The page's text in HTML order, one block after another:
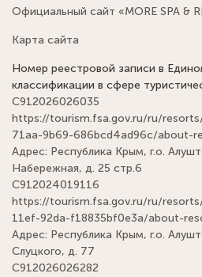
Официальный сайт «MORE SPA &
Карта сайта
Номер реестровой записи в
классификации в сфере
С912026026035
https://tourism.fsa.gov.ru/ru/
71aa-9b69-686bcd4ad96c/about-
Адрес: Республика Крым, г.о.
Набережная, д. 25 стр.6
С912024019116
https://tourism.fsa.gov.ru/ru/
11ef-92da-f18835bf0e3a/about-
Адрес: Республика Крым, г.о.
Слуцкого, д. 77
С912026026282